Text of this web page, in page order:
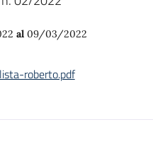
al09/03/2022
roberto.pdf